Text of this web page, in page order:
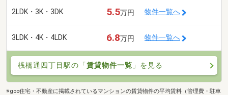
2LDK・3K・3DK 5.5万円 物件一覧へ
3LDK・4K・4LDK 6.8万円 物件一覧へ
桟橋通四丁目駅の「賃貸物件一覧 」を見る
※goo住宅・不動産に掲載されているマンションの賃貸物件の平均賃料（管理費・駐車